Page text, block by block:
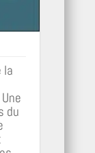
la
du